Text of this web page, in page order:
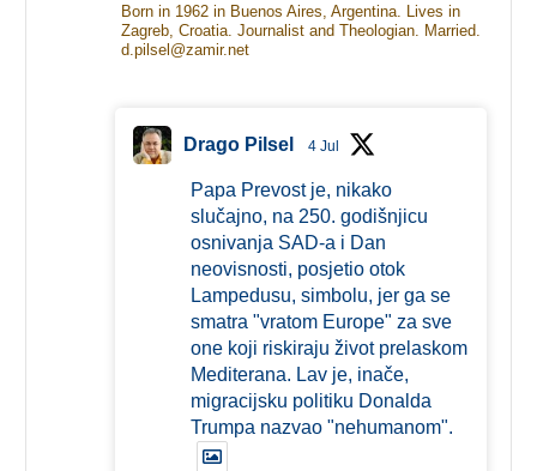
Born in 1962 in Buenos Aires, Argentina. Lives in
Zagreb, Croatia. Journalist and Theologian. Married.
d.pilsel@zamir.net
Drago Pilsel 4 Jul
Papa Prevost je, nikako
slučajno, na 250. godišnjicu
osnivanja SAD-a i Dan
neovisnosti, posjetio otok
Lampedusu, simbolu, jer ga se
smatra "vratom Europe" za sve
one koji riskiraju život prelaskom
Mediterana. Lav je, inače,
migracijsku politiku Donalda
Trumpa nazvao "nehumanom".